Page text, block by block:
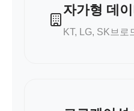
자가형 데
KT, LG, SK브로